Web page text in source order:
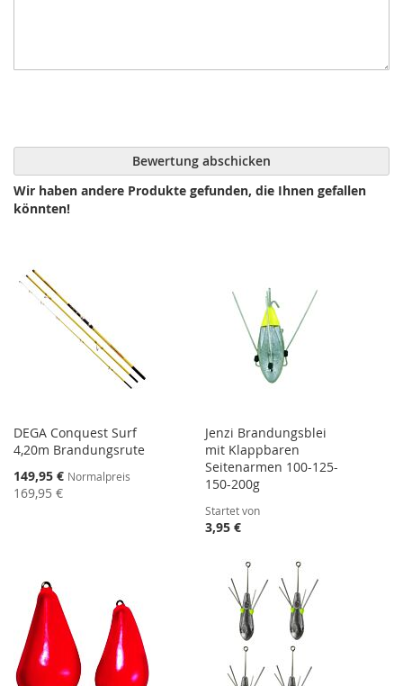
Bewertung abschicken
Wir haben andere Produkte gefunden, die Ihnen gefallen
könnten!
DEGA Conquest Surf
4,20m Brandungsrute
Sonderangebot
149,95 € Normalpreis
169,95 €
Jenzi Brandungsblei
mit Klappbaren
Seitenarmen 100-125-
150-200g
Startet von
3,95 €